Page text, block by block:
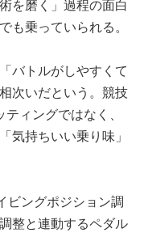
を磨く」過程の面白
も乗っていられる。
バトルがしやすくて
次いだという。競技
ィングではなく、
気持ちいい乗り味」
ビングポジション調
整と連動するペダル